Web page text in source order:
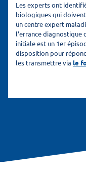
Les experts ont
biologiques qui
un centre expert
l’errance diagnostique
initiale est un 1er
disposition pour
les transmettre via le